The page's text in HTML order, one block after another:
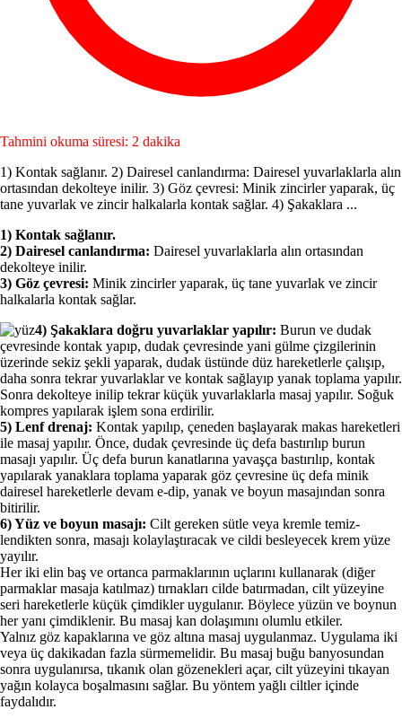
Tahmini okuma süresi: 2 dakika
1) Kontak sağlanır. 2) Dairesel canlandırma: Dairesel yuvarlaklarla alın
ortasından dekolteye inilir. 3) Göz çevresi: Minik zincirler yaparak, üç
tane yuvarlak ve zin­cir halkalarla kontak sağlar. 4) Şakaklara ...
1) Kontak sağlanır.
2) Dairesel canlandırma: Dairesel yuvarlaklarla alın ortasından
dekolteye inilir.
3) Göz çevresi: Minik zincirler yaparak, üç tane yuvarlak ve zin­cir
halkalarla kontak sağlar.
4) Şakaklara doğru yuvarlaklar yapılır: Burun ve dudak
çevresinde kontak yapıp, dudak çevresinde yani gülme çizgilerinin
üzerin­de sekiz şekli yaparak, dudak üstünde düz hareketlerle çalışıp,
daha sonra tekrar yuvarlaklar ve kontak sağlayıp yanak topla­ma yapılır.
Sonra dekolteye inilip tekrar küçük yuvarlaklarla ma­saj yapılır. Soğuk
kompres yapılarak işlem sona erdirilir.
5) Lenf drenaj: Kontak yapılıp, çeneden başlayarak makas ha­reketleri
ile masaj yapılır. Önce, dudak çevresinde üç defa bastırılıp burun
masajı yapılır. Üç defa burun kanatlarına ya­vaşça bastırılıp, kontak
yapılarak yanaklara toplama yaparak göz çevresine üç defa minik
dairesel hareketlerle devam e-dip, yanak ve boyun masajından sonra
bitirilir.
6) Yüz ve boyun masajı: Cilt gereken sütle veya kremle temiz­
lendikten sonra, masajı kolaylaştıracak ve cildi besleyecek krem yüze
yayılır.
Her iki elin baş ve ortanca parmaklarının uçlarını kullanarak (diğer
parmaklar masaja katılmaz) tırnakları cilde batırma­dan, cilt yüzeyine
seri hareketlerle küçük çimdikler uygulanır. Böylece yüzün ve boynun
her yanı çimdiklenir. Bu masaj kan dolaşımını olumlu etkiler.
Yalnız göz kapaklarına ve göz altına masaj uygulanmaz. Uy­gulama iki
veya üç dakikadan fazla sürmemelidir. Bu masaj buğu banyosundan
sonra uygulanırsa, tıkanık olan gözenekleri açar, cilt yüzeyini tıkayan
yağın kolayca boşal­masını sağlar. Bu yöntem yağlı ciltler içinde
faydalıdır.